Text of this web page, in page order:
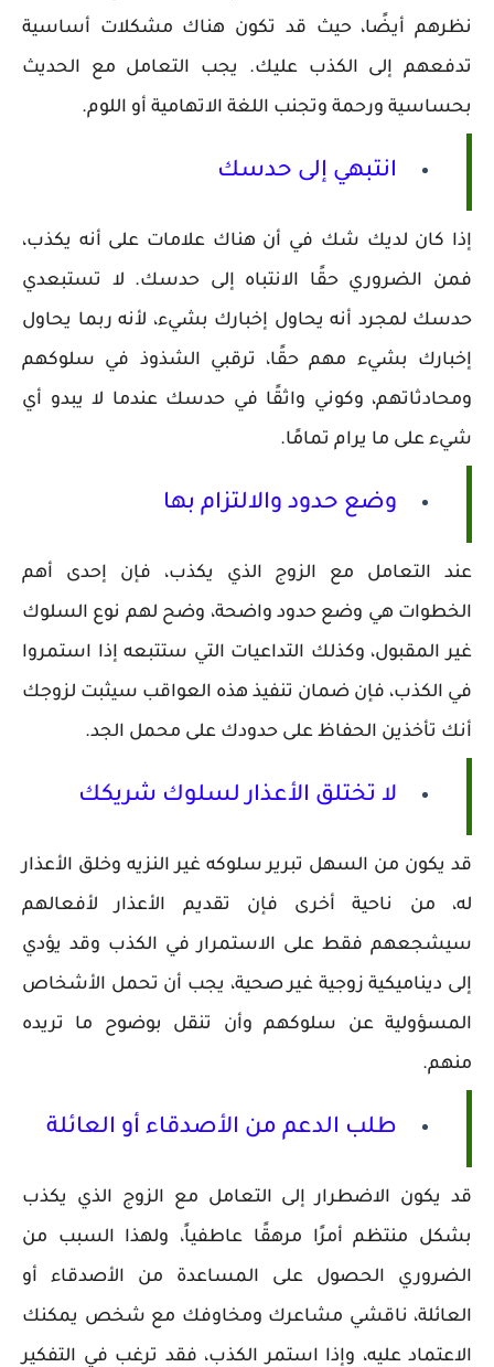
نظرهم أيضًا، حيث قد تكون هناك مشكلات أساسية
تدفعهم إلى الكذب عليك. يجب التعامل مع الحديث
بحساسية ورحمة وتجنب اللغة الاتهامية أو اللوم.
انتبهي إلى حدسك
إذا كان لديك شك في أن هناك علامات على أنه يكذب،
فمن الضروري حقًا الانتباه إلى حدسك. لا تستبعدي
حدسك لمجرد أنه يحاول إخبارك بشيء، لأنه ربما يحاول
إخبارك بشيء مهم حقًا، ترقبي الشذوذ في سلوكهم
ومحادثاتهم، وكوني واثقًا في حدسك عندما لا يبدو أي
شيء على ما يرام تمامًا.
وضع حدود والالتزام بها
عند التعامل مع الزوج الذي يكذب، فإن إحدى أهم
الخطوات هي وضع حدود واضحة، وضح لهم نوع السلوك
غير المقبول، وكذلك التداعيات التي ستتبعه إذا استمروا
في الكذب، فإن ضمان تنفيذ هذه العواقب سيثبت لزوجك
أنك تأخذين الحفاظ على حدودك على محمل الجد.
لا تختلق الأعذار لسلوك شريكك
قد يكون من السهل تبرير سلوكه غير النزيه وخلق الأعذار
له، من ناحية أخرى فإن تقديم الأعذار لأفعالهم
سيشجعهم فقط على الاستمرار في الكذب وقد يؤدي
إلى ديناميكية زوجية غير صحية، يجب أن تحمل الأشخاص
المسؤولية عن سلوكهم وأن تنقل بوضوح ما تريده
منهم.
طلب الدعم من الأصدقاء أو العائلة
قد يكون الاضطرار إلى التعامل مع الزوج الذي يكذب
بشكل منتظم أمرًا مرهقًا عاطفياً، ولهذا السبب من
الضروري الحصول على المساعدة من الأصدقاء أو
العائلة، ناقشي مشاعرك ومخاوفك مع شخص يمكنك
الاعتماد عليه، وإذا استمر الكذب، فقد ترغب في التفكير